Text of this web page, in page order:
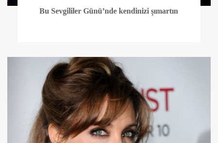
Bu Sevgililer Günü’nde kendinizi şımartın